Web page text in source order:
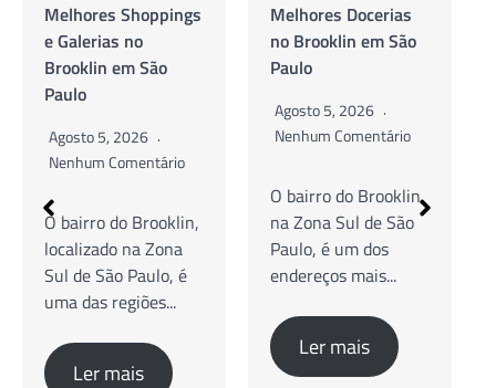
Zona
é
Melhores Docerias
no Brooklin em São
Paulo
Nenhum Comentário
O bairro do Brooklin,
na Zona Sul de São
Paulo, é um dos
endereços mais...
As Melhores
Cafeterias no
Agosto 5, 2026
Guia Completo
Cafés Especiais,
Brunch e
na Zona Sul...